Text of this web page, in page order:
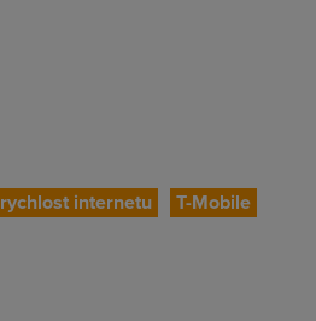
rychlost internetu
T-Mobile